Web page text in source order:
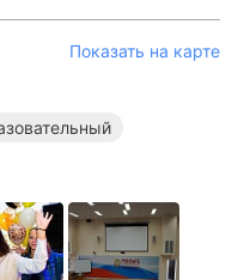
Показать на карте